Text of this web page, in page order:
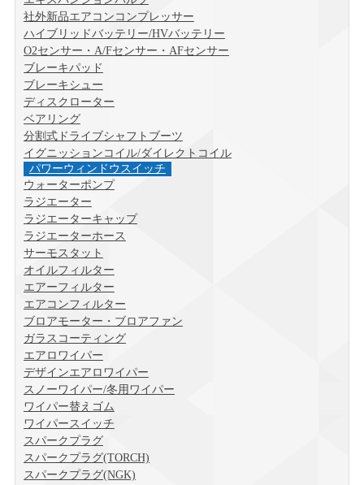
社外新品エアコンコンプレッサー
ハイブリッドバッテリー/HVバッテリー
O2センサー・A/Fセンサー・AFセンサー
ブレーキパッド
ブレーキシュー
ディスクローター
ベアリング
分割式ドライブシャフトブーツ
イグニッションコイル/ダイレクトコイル
パワーウィンドウスイッチ
ウォーターポンプ
ラジエーター
ラジエーターキャップ
ラジエーターホース
サーモスタット
オイルフィルター
エアーフィルター
エアコンフィルター
ブロアモーター・ブロアファン
ガラスコーティング
エアロワイパー
デザインエアロワイパー
スノーワイパー/冬用ワイパー
ワイパー替えゴム
ワイパースイッチ
スパークプラグ
スパークプラグ(TORCH)
スパークプラグ(NGK)